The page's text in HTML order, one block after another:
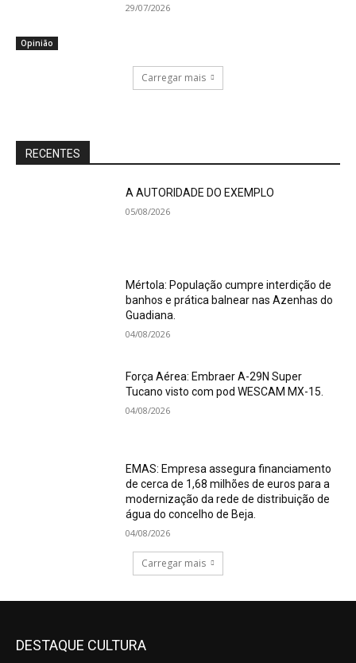
Opinião
29/07/2026
Carregar mais
RECENTES
A AUTORIDADE DO EXEMPLO
05/08/2026
Mértola: População cumpre interdição de
banhos e prática balnear nas Azenhas do
Guadiana.
04/08/2026
Força Aérea: Embraer A-29N Super
Tucano visto com pod WESCAM MX-15.
04/08/2026
EMAS: Empresa assegura financiamento
de cerca de 1,68 milhões de euros para a
modernização da rede de distribuição de
água do concelho de Beja.
04/08/2026
Carregar mais
DESTAQUE CULTURA